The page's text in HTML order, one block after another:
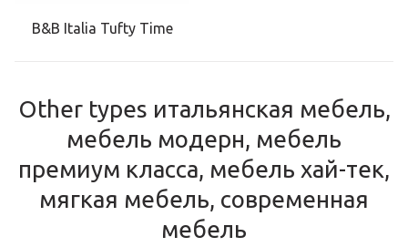
B&B Italia Tufty Time
Other types итальянская мебель,
мебель модерн, мебель
премиум класса, мебель хай-тек,
мягкая мебель, современная
мебель